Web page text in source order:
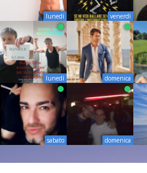
lunedì venerdì
lunedì domenica
sabato domenica